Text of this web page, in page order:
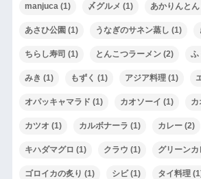
manjuca (1) 〆グルメ (1) あかりんとん
あさひ公園 (1) うなぎのサネン蒸し (1)
ちらし寿司 (1) とんこつラーメン(2) ふ
みき (1) もずく (1) アジア料理(1)
オパッキャマラド (1) カオソーイ (1) カ
カツオ (1) カルボナーラ (1) カレー(2)
キハダマグロ (1) クラウ (1) グリーンカ
ゴロイカの炙り (1) シビ(1) タイ料理